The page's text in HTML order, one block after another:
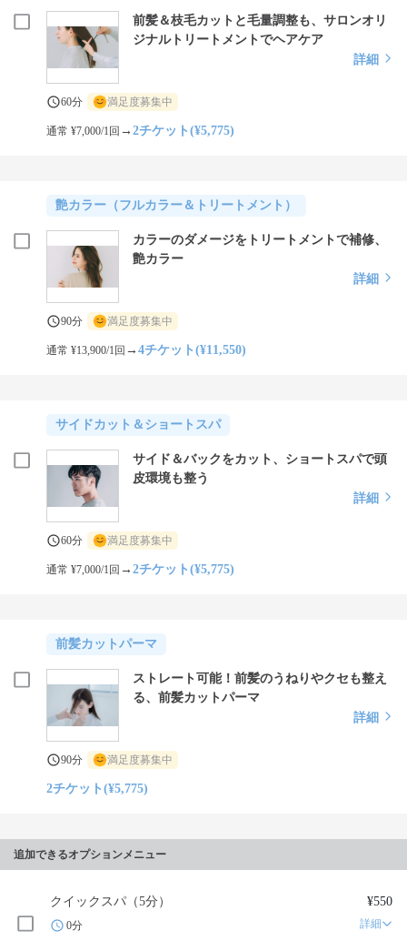
前髪＆枝毛カットと毛量調整も、サロンオリ
ジナルトリートメントでヘアケア
詳細
60分 満足度募集中
通常 ¥7,000/1回 →2チケット(¥5,775)
艶カラー（フルカラー＆トリートメント）
カラーのダメージをトリートメントで補修、
艶カラー
詳細
90分 満足度募集中
通常 ¥13,900/1回 →4チケット(¥11,550)
サイドカット＆ショートスパ
サイド＆バックをカット、ショートスパで頭
皮環境も整う
詳細
60分 満足度募集中
通常 ¥7,000/1回 →2チケット(¥5,775)
前髪カットパーマ
ストレート可能！前髪のうねりやクセも整え
る、前髪カットパーマ
詳細
90分 満足度募集中
2チケット(¥5,775)
追加できるオプションメニュー
クイックスパ（5分） ¥550
0分 詳細